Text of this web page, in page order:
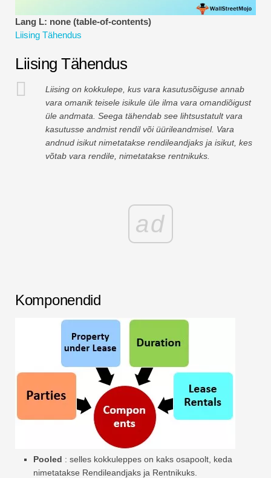
Täisvorm
Riskijuhtimise õpetused
Lang L: none (table-of-contents)
Liising Tähendus
Liising Tähendus
Liising on kokkulepe, kus vara kasutusõiguse annab
vara omanik teisele isikule üle ilma vara omandiõigust
üle andmata. Seega tähendab see lihtsustatult vara
kasutusse andmist rendil või üürileandmisel. Vara
andnud isikut nimetatakse rendileandjaks ja isikut, kes
võtab vara rendile, nimetatakse rentnikuks.
ad
Komponendid
Pooled : selles kokkuleppes on kaks osapoolt, keda
nimetatakse Rendileandjaks ja Rentnikuks.